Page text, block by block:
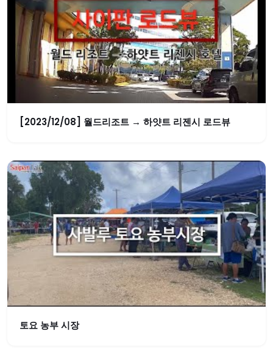
[2023/12/08] 월드리조트 → 하얏트 리젠시 로드뷰
토요 농부 시장